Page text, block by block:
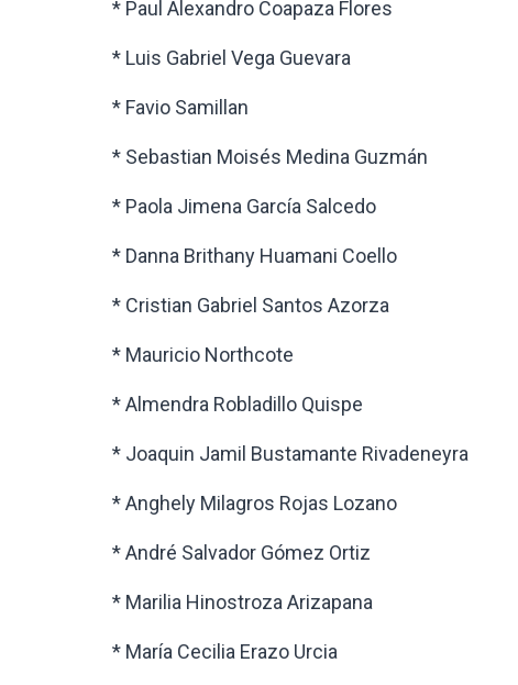
* Paul Alexandro Coapaza Flores
* Luis Gabriel Vega Guevara
* Favio Samillan
* Sebastian Moisés Medina Guzmán
* Paola Jimena García Salcedo
* Danna Brithany Huamani Coello
* Cristian Gabriel Santos Azorza
* Mauricio Northcote
* Almendra Robladillo Quispe
* Joaquin Jamil Bustamante Rivadeneyra
* Anghely Milagros Rojas Lozano
* André Salvador Gómez Ortiz
* Marilia Hinostroza Arizapana
* María Cecilia Erazo Urcia